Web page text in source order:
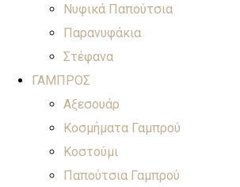
Νυφικά Παπούτσια
Παρανυφάκια
Στέφανα
ΓΑΜΠΡΟΣ
Αξεσουάρ
Κοσμήματα Γαμπρού
Κοστούμι
Παπούτσια Γαμπρού